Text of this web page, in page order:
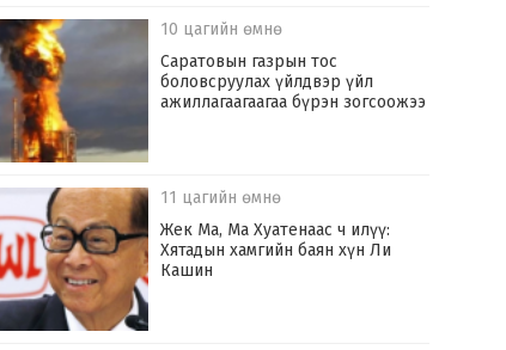
10 цагийн өмнө
Саратовын газрын тос
боловсруулах үйлдвэр үйл
ажиллагаагаагаа бүрэн зогсоожээ
11 цагийн өмнө
Жек Ма, Ма Хуатенаас ч илүү:
Хятадын хамгийн баян хүн Ли
Кашин